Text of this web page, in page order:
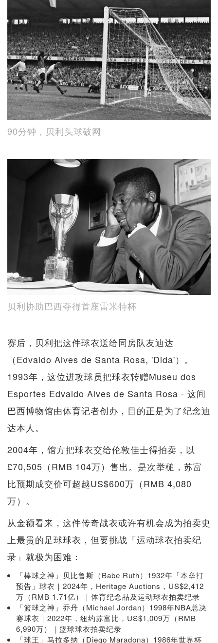
90分钟，贝利头球破网
贝利协助巴西夺得首座雷米特杯
赛后，贝利把这件球衣送给同房队友迪达
（Edvaldo Alves de Santa Rosa, 'Dida'）。
1993年，这位进攻球员把球衣转赠Museu dos
Esportes Edvaldo Alves de Santa Rosa - 这间
巴西博物馆由体育记者创办，目的正是为了纪念迪
达本人。
2004年，馆方把球衣交给伦敦佳士得拍卖，以
£70,505（RMB 104万）售出。是次举槌，苏富
比预期成交价可超越US$600万（RMB 4,080
万）。
从金额看来，这件传奇战衣或许有机会成为拍卖史
上最贵的足球球衣，但要挑战「运动球衣拍卖纪
录」就极为困难：
「棒球之神」贝比鲁斯（Babe Ruth）1932年「本垒打
预告」球衣｜2024年，Heritage Auctions，US$2,412
万（RMB 1.71亿）｜体育纪念品及运动球衣拍卖纪录
「篮球之神」乔丹（Michael Jordan）1998年NBA总决
赛球衣｜2022年，纽约苏富比，US$1,009万（RMB
6,990万）｜篮球球衣拍卖纪录
「球王」马拉多纳（Diego Maradona）1986年世界杯